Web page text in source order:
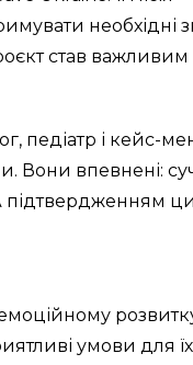
необхідні
став
педіатр і кейс-
Вони впевнені:
підтвердженням
умови для